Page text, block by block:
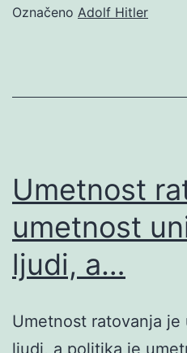
Označeno Adolf Hitler
Umetnost
umetnost
ljudi, a…
Umetnost ratovanja
ljudi, a politika je